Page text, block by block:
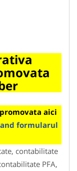
aici
formularul
contabilitate
PFA,